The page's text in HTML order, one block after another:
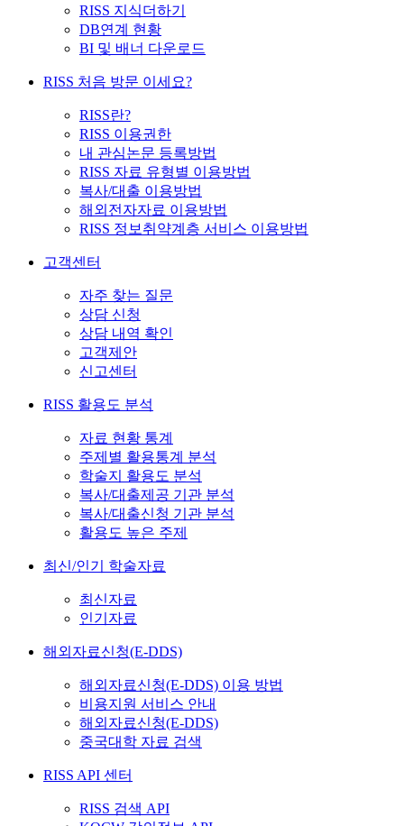
RISS 지식더하기
DB연계 현황
BI 및 배너 다운로드
RISS 처음 방문 이세요?
RISS란?
RISS 이용권한
내 관심논문 등록방법
RISS 자료 유형별 이용방법
복사/대출 이용방법
해외전자자료 이용방법
RISS 정보취약계층 서비스 이용방법
고객센터
자주 찾는 질문
상담 신청
상담 내역 확인
고객제안
신고센터
RISS 활용도 분석
자료 현황 통계
주제별 활용통계 분석
학술지 활용도 분석
복사/대출제공 기관 분석
복사/대출신청 기관 분석
활용도 높은 주제
최신/인기 학술자료
최신자료
인기자료
해외자료신청(E-DDS)
해외자료신청(E-DDS) 이용 방법
비용지원 서비스 안내
해외자료신청(E-DDS)
중국대학 자료 검색
RISS API 센터
RISS 검색 API